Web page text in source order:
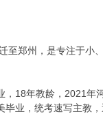
至郑州，是专注于小
，18年教龄，2021年
毕业，统考速写主教